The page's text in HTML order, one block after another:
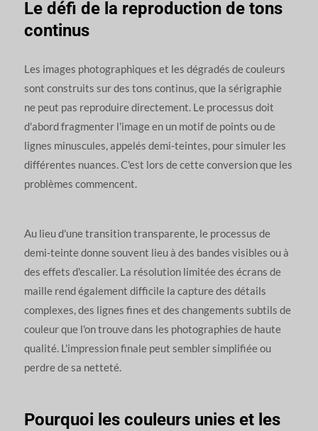
Le défi de la reproduction de tons
continus
Les images photographiques et les dégradés de couleurs
sont construits sur des tons continus, que la sérigraphie
ne peut pas reproduire directement. Le processus doit
d'abord fragmenter l'image en un motif de points ou de
lignes minuscules, appelés demi-teintes, pour simuler les
différentes nuances. C'est lors de cette conversion que les
problèmes commencent.
Au lieu d'une transition transparente, le processus de
demi-teinte donne souvent lieu à des bandes visibles ou à
des effets d'escalier. La résolution limitée des écrans de
maille rend également difficile la capture des détails
complexes, des lignes fines et des changements subtils de
couleur que l'on trouve dans les photographies de haute
qualité. L'impression finale peut sembler simplifiée ou
perdre de sa netteté.
Pourquoi les couleurs unies et les